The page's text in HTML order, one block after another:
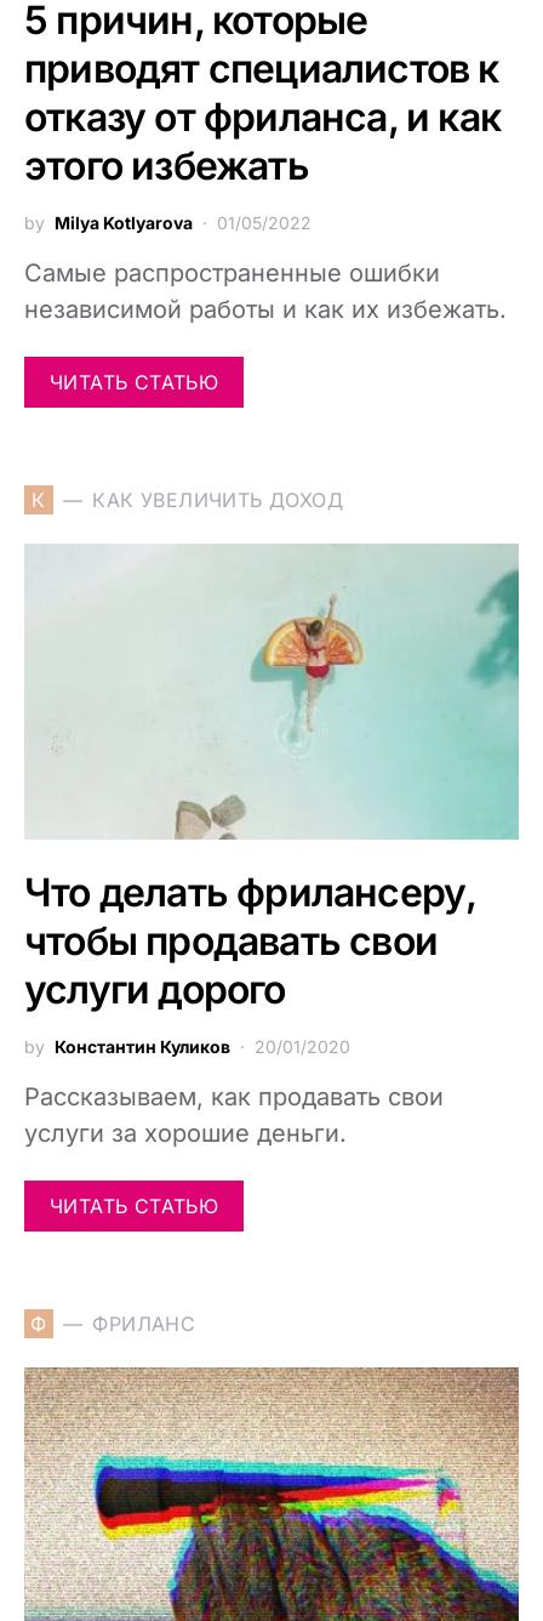
5 причин, которые
приводят специалистов к
отказу от фриланса, и как
этого избежать
by Milya Kotlyarova 01/05/2022
Самые распространенные ошибки
независимой работы и как их избежать.
ЧИТАТЬ СТАТЬЮ
К КАК УВЕЛИЧИТЬ ДОХОД
Что делать фрилансеру,
чтобы продавать свои
услуги дорого
by Константин Куликов 20/01/2020
Рассказываем, как продавать свои
услуги за хорошие деньги.
ЧИТАТЬ СТАТЬЮ
Ф ФРИЛАНС